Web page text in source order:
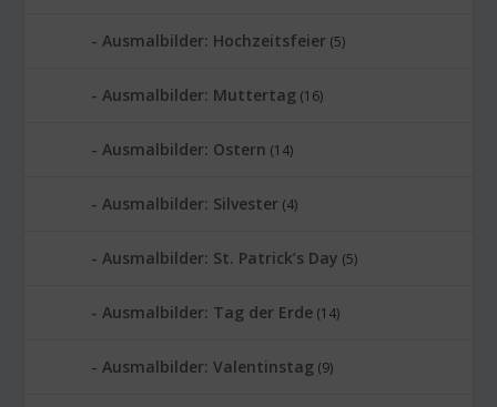
Ausmalbilder: Hochzeitsfeier (5)
Ausmalbilder: Muttertag (16)
Ausmalbilder: Ostern (14)
Ausmalbilder: Silvester (4)
Ausmalbilder: St. Patrick’s Day (5)
Ausmalbilder: Tag der Erde (14)
Ausmalbilder: Valentinstag (9)